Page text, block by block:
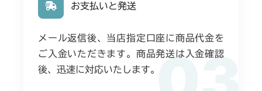
お支払いと発送
メール返信後、当店指定口座に商品代金を
ご入金いただきます。商品発送は入金確認
後、迅速に対応いたします。